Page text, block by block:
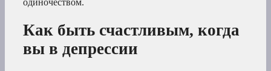
Как быть счастливым, когда
вы в депрессии